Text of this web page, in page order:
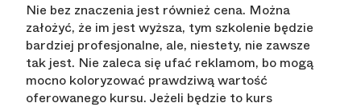
Nie bez znaczenia jest również cena. Można
założyć, że im jest wyższa, tym szkolenie będzie
bardziej profesjonalne, ale, niestety, nie zawsze
tak jest. Nie zaleca się ufać reklamom, bo mogą
mocno koloryzować prawdziwą wartość
oferowanego kursu. Jeżeli będzie to kurs